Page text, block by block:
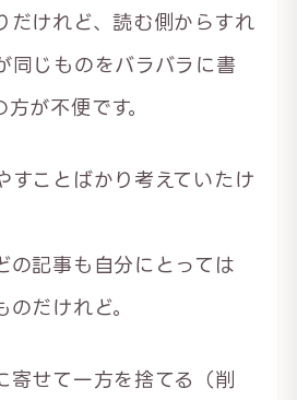
だけれど、読む側からすれ
同じものをバラバラに書
が不便です。
すことばかり考えていたけ
の記事も自分にとっては
だけれど。
寄せて一方を捨てる（削